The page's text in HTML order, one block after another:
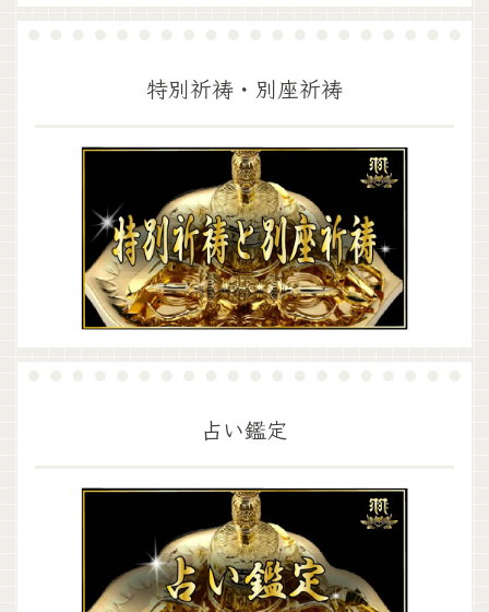
特別祈祷・別座祈祷
占い鑑定